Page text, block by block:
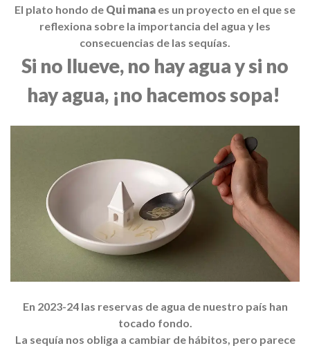
El plato hondo de Qui mana es un proyecto en el que se
reflexiona sobre la importancia del agua y les
consecuencias de las sequías.
Si no llueve, no hay agua y si no
hay agua, ¡no hacemos sopa!
En 2023-24 las reservas de agua de nuestro país han
tocado fondo.
La sequía nos obliga a cambiar de hábitos, pero parece